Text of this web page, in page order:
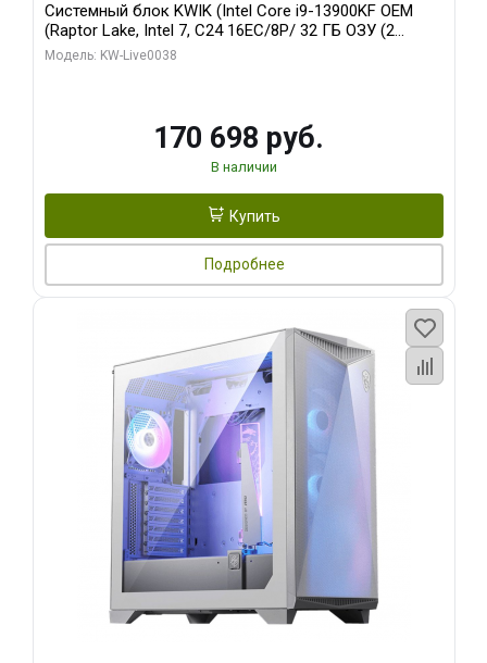
Системный блок KWIK (Intel Core i9-13900KF OEM
(Raptor Lake, Intel 7, C24 16EC/8P/ 32 ГБ ОЗУ (2
модуля)/ Gigabyte RX9070XT GAMING OC 16GB GDDR6
Модель: KW-Live0038
170 698 руб.
В наличии
Купить
Подробнее